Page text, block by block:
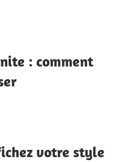
: comment
votre style